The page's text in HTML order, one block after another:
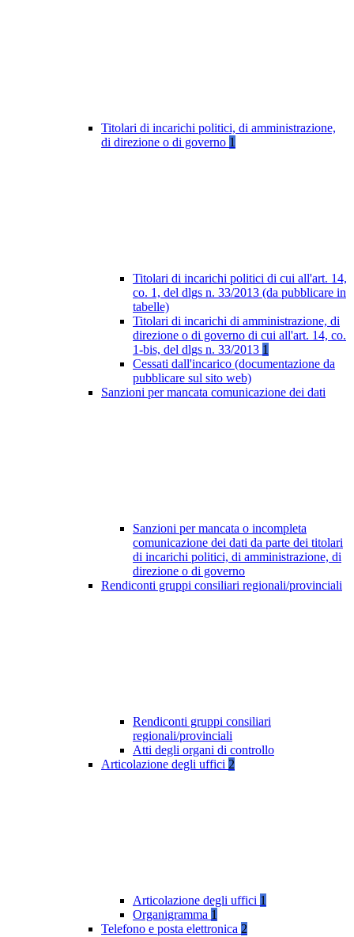
Titolari di incarichi politici, di amministrazione,
di direzione o di governo 1
Titolari di incarichi politici di cui all'art. 14,
co. 1, del dlgs n. 33/2013 (da pubblicare in
tabelle)
Titolari di incarichi di amministrazione, di
direzione o di governo di cui all'art. 14, co.
1-bis, del dlgs n. 33/2013 1
Cessati dall'incarico (documentazione da
pubblicare sul sito web)
Sanzioni per mancata comunicazione dei dati
Sanzioni per mancata o incompleta
comunicazione dei dati da parte dei titolari
di incarichi politici, di amministrazione, di
direzione o di governo
Rendiconti gruppi consiliari regionali/provinciali
Rendiconti gruppi consiliari
regionali/provinciali
Atti degli organi di controllo
Articolazione degli uffici 2
Articolazione degli uffici 1
Organigramma 1
Telefono e posta elettronica 2